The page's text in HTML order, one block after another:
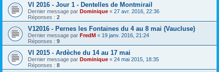
VI 2016 - Jour 1 - Dentelles de Montmirail
Dernier message par Dominique « 27 avr. 2016, 22:36
Réponses : 2
V12016 - Pernes les Fontaines du 4 au 8 mai (Vaucluse)
Dernier message par FredM « 19 janv. 2016, 21:24
Réponses : 9
VI 2015 - Ardèche du 14 au 17 mai
Dernier message par Dominique « 24 mai 2015, 18:35
Réponses : 8